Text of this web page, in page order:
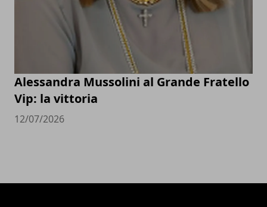
Alessandra Mussolini al Grande Fratello
Vip: la vittoria
12/07/2026